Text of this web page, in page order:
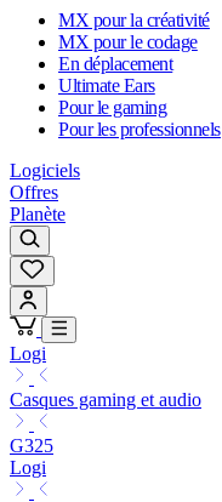
MX pour la créativité
MX pour le codage
En déplacement
Ultimate Ears
Pour le gaming
Pour les professionnels
Logiciels
Offres
Planète
Logi
Casques gaming et audio
G325
Logi